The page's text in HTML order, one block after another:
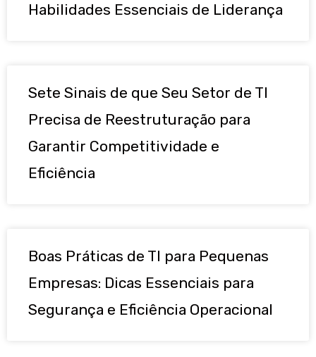
Habilidades Essenciais de Liderança
Sete Sinais de que Seu Setor de TI
Precisa de Reestruturação para
Garantir Competitividade e
Eficiência
Boas Práticas de TI para Pequenas
Empresas: Dicas Essenciais para
Segurança e Eficiência Operacional